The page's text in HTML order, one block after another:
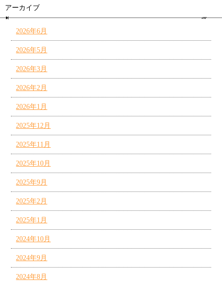
アーカイブ
2026年6月
2026年5月
2026年3月
2026年2月
2026年1月
2025年12月
2025年11月
2025年10月
2025年9月
2025年2月
2025年1月
2024年10月
2024年9月
2024年8月